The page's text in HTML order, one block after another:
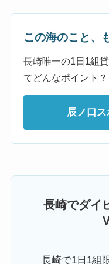
この海のこと、
長崎唯一の1日1組
てどんなポイント？
辰ノ口
長崎でダイ
長崎で1日1組